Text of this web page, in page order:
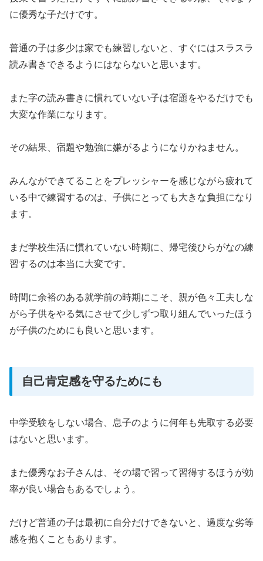
に優秀な子だけです。
普通の子は多少は家でも練習しないと、すぐにはスラスラ
読み書きできるようにはならないと思います。
また字の読み書きに慣れていない子は宿題をやるだけでも
大変な作業になります。
その結果、宿題や勉強に嫌がるようになりかねません。
みんなができてることをプレッシャーを感じながら疲れて
いる中で練習するのは、子供にとっても大きな負担になり
ます。
まだ学校生活に慣れていない時期に、帰宅後ひらがなの練
習するのは本当に大変です。
時間に余裕のある就学前の時期にこそ、親が色々工夫しな
がら子供をやる気にさせて少しずつ取り組んでいったほう
が子供のためにも良いと思います。
自己肯定感を守るためにも
中学受験をしない場合、息子のように何年も先取する必要
はないと思います。
また優秀なお子さんは、その場で習って習得するほうが効
率が良い場合もあるでしょう。
だけど普通の子は最初に自分だけできないと、過度な劣等
感を抱くこともあります。